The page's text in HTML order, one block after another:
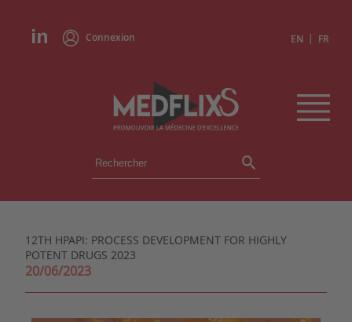
Connexion EN | FR
ÉVÉNEMENTS
INSTITUTIONS
12TH HPAPI: PROCESS DEVELOPMENT FOR HIGHLY
POTENT DRUGS 2023
20/06/2023